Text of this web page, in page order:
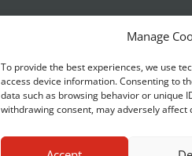
Manage
To provide the best experiences, we use
access device information. Consenting to
data such as browsing behavior or unique
withdrawing consent, may adversely